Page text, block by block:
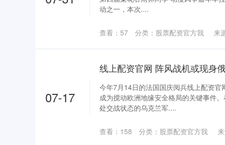
动之一，本次....
来
查看： 57 分类： 股票配资官方我
07-17
今年7月14日的法国国庆阅兵线上配资官
成为搅动欧洲地缘安全格局的关键事件
处交战状态的乌克兰军....
查看： 158 分类： 股票配资官方我